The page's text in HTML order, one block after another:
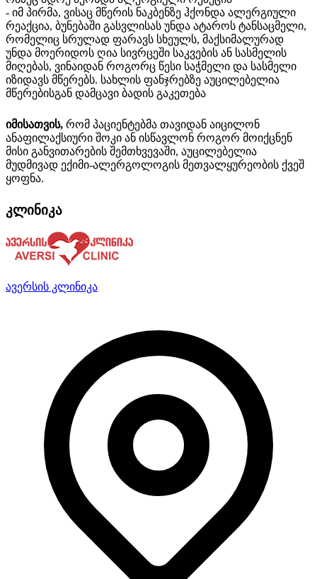
- იმ პირმა, ვისაც მწერის ნაკბენზე ჰქონდა ალერგიული
რეაქცია, ბუნებაში გასვლისას უნდა ატაროს ტანსაცმელი,
რომელიც სრულად ფარავს სხეულს, მაქსიმალურად
უნდა მოერიდოს ღია სივრცეში საკვების ან სასმელის
მიღებას, ვინაიდან როგორც წესი საჭმელი და სასმელი
იზიდავს მწერებს. სახლის ფანჯრებზე აუცილებელია
მწერებისგან დამცავი ბადის გაკეთება
იმისათვის, რომ პაციენტებმა თავიდან აიცილონ
ანაფილაქსიური შოკი ან ისწავლონ როგორ მოიქცნენ
მისი განვითარების შემთხვევაში, აუცილებელია
მუდმივად ექიმი-ალერგოლოგის მეთვალყურეობის ქვეშ
ყოფნა.
კლინიკა
ავერსის კლინიკა